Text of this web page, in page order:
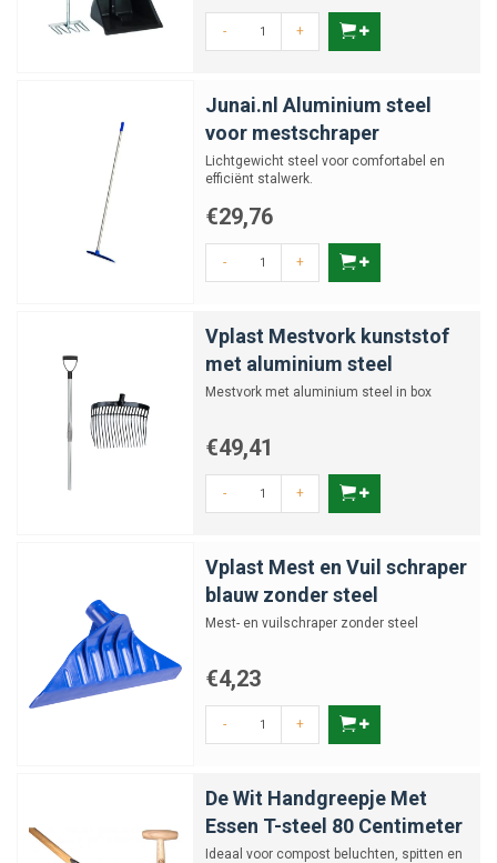
- +
Junai.nl Aluminium steel
voor mestschraper
Lichtgewicht steel voor comfortabel en
efficiënt stalwerk.
€29,76
- +
Vplast Mestvork kunststof
met aluminium steel
Mestvork met aluminium steel in box
€49,41
- +
Vplast Mest en Vuil schraper
blauw zonder steel
Mest- en vuilschraper zonder steel
€4,23
- +
De Wit Handgreepje Met
Essen T-steel 80 Centimeter
Ideaal voor compost beluchten, spitten en